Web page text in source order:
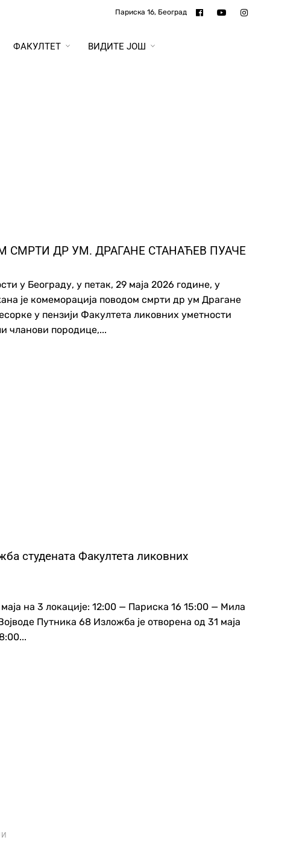
Париска 16, Београд
ФАКУЛТЕТ ВИДИТЕ ЈОШ
ДР УМ. ДРАГАНЕ СТАНАЋЕВ ПУАЧЕ
у Београду, у петак, 29 маја 2026 године, у
је комеморација поводом смрти др ум Драгане
у пензији Факултета ликовних уметности
чланови породице,...
студената Факултета ликовних
на 3 локације: 12:00 — Париска 16 15:00 — Мила
Путника 68 Изложба је отворена од 31 маја